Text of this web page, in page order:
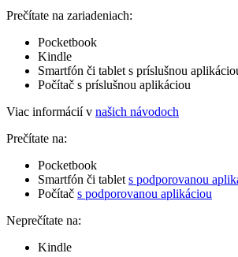
Prečítate na zariadeniach:
Pocketbook
Kindle
Smartfón či tablet s príslušnou
Počítač s príslušnou aplikáciou
Viac informácií v našich návodoch
Prečítate na:
Pocketbook
Smartfón či tablet s podporovanou
Počítač s podporovanou aplikáciou
Neprečítate na:
Kindle